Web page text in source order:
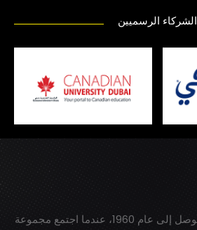
الشركاء الرسميين
يعود تاريخ تأسيس نادي الوصل إلى عام 1960، عندما اجتمع مجموعة